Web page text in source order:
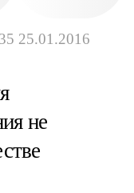
25.01.2016
не